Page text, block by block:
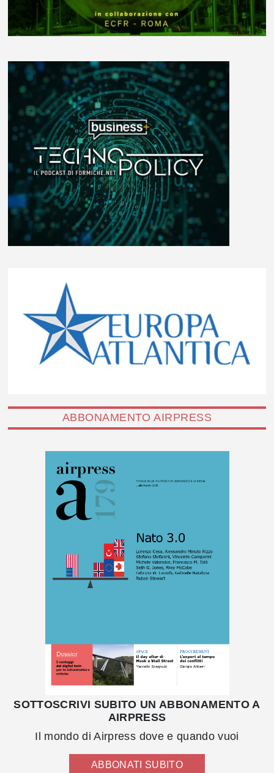
ABBONAMENTO AIRPRESS
SOTTOSCRIVI SUBITO UN ABBONAMENTO A
AIRPRESS
Il mondo di Airpress dove e quando vuoi
ABBONATI SUBITO